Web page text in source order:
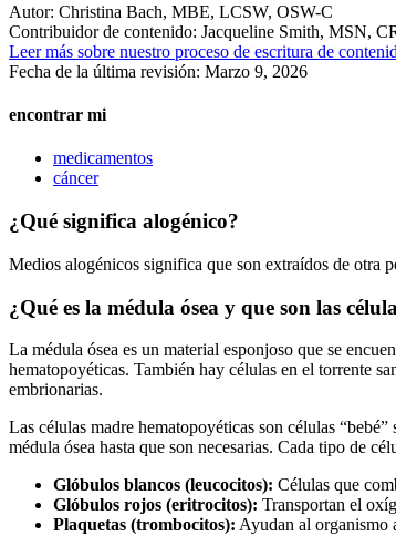
Autor: Christina Bach, MBE, LCSW, OSW-C
Contribuidor de contenido: Jacqueline Smith, MSN,
Leer más sobre nuestro proceso de escritura de
Fecha de la última revisión: Marzo 9, 2026
encontrar mi
medicamentos
cáncer
¿Qué significa alogénico?
Medios alogénicos significa que son extraídos de otra
¿Qué es la médula ósea y que son las
La médula ósea es un material esponjoso que se
hematopoyéticas. También hay células en el torrente
embrionarias.
Las células madre hematopoyéticas son células
médula ósea hasta que son necesarias. Cada tipo de
Glóbulos blancos (leucocitos): Células que
Glóbulos rojos (eritrocitos): Transportan el
Plaquetas (trombocitos): Ayudan al organismo